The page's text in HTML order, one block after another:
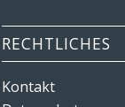
RECHTLICHES
Kontakt